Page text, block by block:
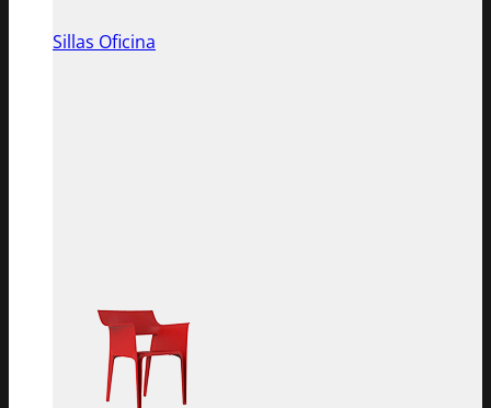
Sillas Oficina